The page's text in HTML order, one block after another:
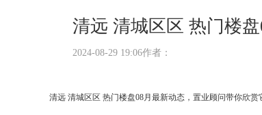
清远 清城区区 热门楼
2024-08-29 19:06作者：
清远 清城区区 热门楼盘08月最新动态，置业顾问带你欣赏